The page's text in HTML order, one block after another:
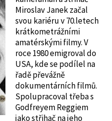
Miroslav Janek začal
svou kariéru v 70.letech
krátkometrážními
amatérskými filmy. V
roce 1980 emigroval do
USA, kde se podílel na
řadě převážně
dokumentárních filmů.
Spolupracoval třeba s
Godfreyem Reggiem
jako střihač na jeho